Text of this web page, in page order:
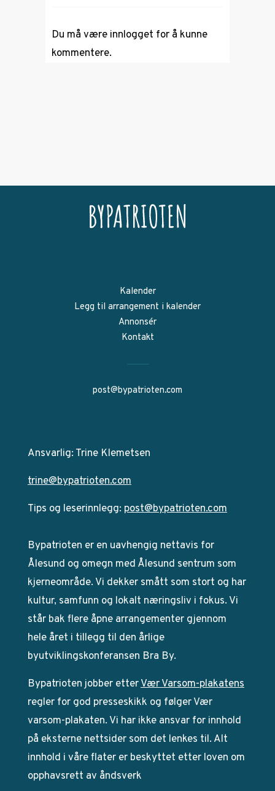
Du må være innlogget for å kunne
kommentere.
Kalender
Legg til arrangement i kalender
Annonsér
Kontakt
post@bypatrioten.com
Ansvarlig: Trine Klemetsen
trine@bypatrioten.com
Tips og leserinnlegg: post@bypatrioten.com
Bypatrioten er en uavhengig nettavis for
Ålesund og omegn med Ålesund sentrum som
kjerneområde. Vi dekker smått som stort og har
kultur, samfunn og lokalt næringsliv i fokus. Vi
står bak flere åpne arrangementer gjennom
hele året i tillegg til den årlige
byutviklingskonferansen Bra By.
Bypatrioten jobber etterVær Varsom-plakatens
regler for god presseskikk og følger Vær
varsom-plakaten. Vi har ikke ansvar for innhold
på eksterne nettsider som det lenkes til. Alt
innhold i våre flater er beskyttet etter loven om
opphavsrett av åndsverk